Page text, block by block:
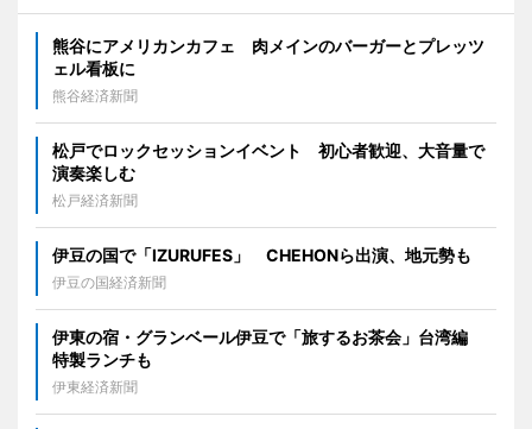
熊谷にアメリカンカフェ 肉メインのバーガーとプレッツ
ェル看板に
熊谷経済新聞
松戸でロックセッションイベント 初心者歓迎、大音量で
演奏楽しむ
松戸経済新聞
伊豆の国で「IZURUFES」 CHEHONら出演、地元勢も
伊豆の国経済新聞
伊東の宿・グランベール伊豆で「旅するお茶会」台湾編
特製ランチも
伊東経済新聞